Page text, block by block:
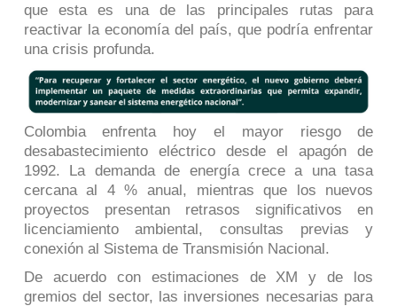
que esta es una de las principales rutas para
reactivar la economía del país, que podría enfrentar
una crisis profunda.
Colombia enfrenta hoy el mayor riesgo de
desabastecimiento eléctrico desde el apagón de
1992. La demanda de energía crece a una tasa
cercana al 4 % anual, mientras que los nuevos
proyectos presentan retrasos significativos en
licenciamiento ambiental, consultas previas y
conexión al Sistema de Transmisión Nacional.
De acuerdo con estimaciones de XM y de los
gremios del sector, las inversiones necesarias para